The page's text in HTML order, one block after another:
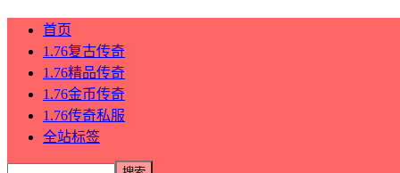
首页
1.76复古传奇
1.76精品传奇
1.76金币传奇
1.76传奇私服
全站标签